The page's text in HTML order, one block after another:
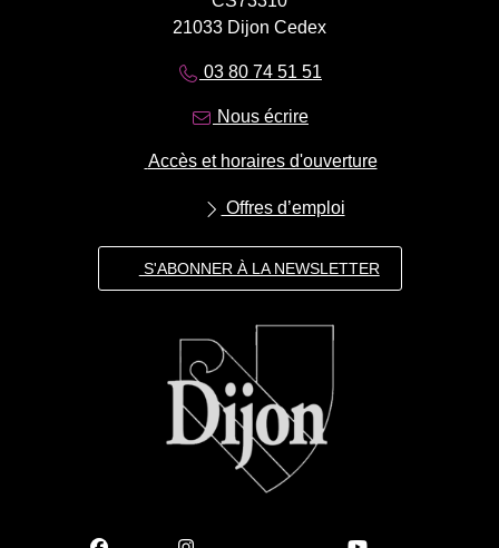
21033 Dijon Cedex
03 80 74 51 51
Nous écrire
Accès et horaires d'ouverture
Offres d’emploi
S'ABONNER À LA NEWSLETTER